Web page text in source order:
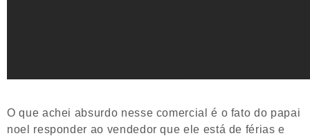
O que achei absurdo nesse comercial é o fato do papai
noel responder ao vendedor que ele está de férias e